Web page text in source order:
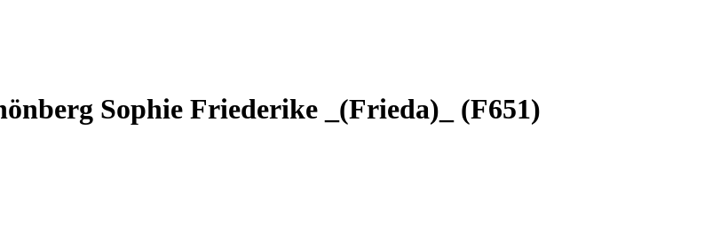
Sophie Friederike _(Frieda)_ (F651)